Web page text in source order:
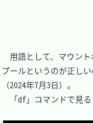
用語として、マウント
プールというのが正し
（2024年7月3日）。
「df」コマンドで見る